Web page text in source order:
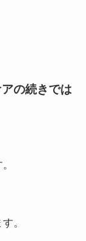
の続きでは
。